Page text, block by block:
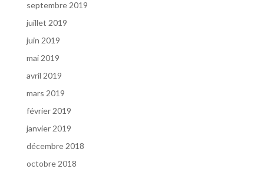
septembre 2019
juillet 2019
juin 2019
mai 2019
avril 2019
mars 2019
février 2019
janvier 2019
décembre 2018
octobre 2018